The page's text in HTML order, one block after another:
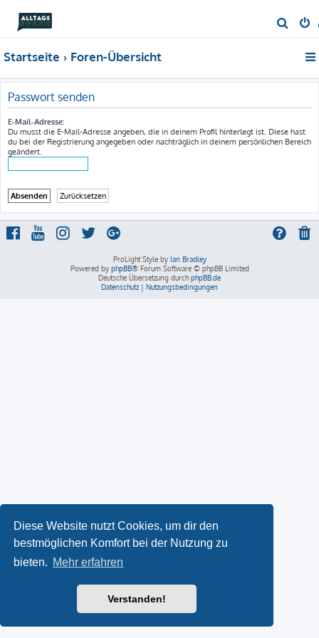
Diese Website nutzt Cookies, um dir den
bestmöglichen Komfort bei der Nutzung zu
bieten. Mehr erfahren
Verstanden!
u
Startseite Foren-Übersicht
Passwort senden
E-Mail-Adresse:
Du musst die E-Mail-Adresse angeben, die in deinem Profil hinterlegt ist. Diese hast
du bei der Registrierung angegeben oder nachträglich in deinem persönlichen Bereich
geändert.
ProLight Style by Ian Bradley
Powered by phpBB® Forum Software © phpBB Limited
Deutsche Übersetzung durch phpBB.de
Datenschutz | Nutzungsbedingungen